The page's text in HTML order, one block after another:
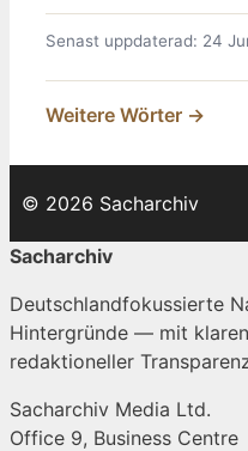
Senast uppdaterad: 24
Weitere Wörter →
© 2026 Sacharchiv
Sacharchiv
Deutschlandfokussierte
Hintergründe — mit
redaktioneller
Sacharchiv Media Ltd.
Office 9, Business Centre